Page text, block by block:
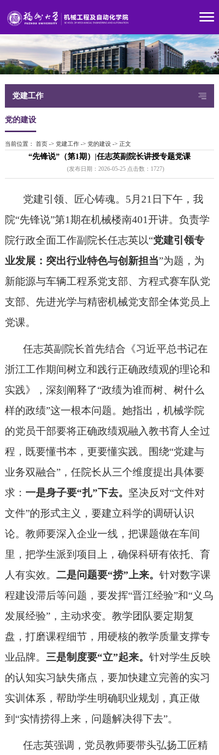
党建工作
党的建设
当前位置： 首页 -> 党建工作 -> 党的建设 -> 正文
“先锋说”（第1期）|任志英副院长讲授专题党课
(发布日期：2026-05-25 点击数： 1727)
党建引领、匠心铸魂。5月21日下午，我
院“先锋说”第1期在机械楼南401开讲。负责学
院行政全面工作副院长任志英以“党建引领专
业发展：突出行业特色与创新担当”为题，为
新能源与车辆工程系党支部、方程式赛车队党
支部、先进光学与精密机械党支部全体党员上
党课。
任志英副院长首先结合《习近平总书记在
浙江工作期间树立和践行正确政绩观的理论和
实践》，深刻阐释了“政绩为谁而树、树什么
样的政绩”这一根本问题。她指出，机械学院
的党员干部要将正确政绩观融入教书育人全过
程，既要懂书本，更要懂实践。围绕“党建与
业务双融合”，任院长从三个维度提出具体要
求： 一是身子要“扎”下去。 坚决反对“文件对
文件”的形式主义，要建立科学的调研认识
论。教师要深入企业一线，把课题做在车间
里，把学生派到项目上，确保科研有依托、育
人有实效。 二是问题要“捞”上来。 针对数字课
程建设滞后等问题，要发挥“晋江经验”和“义乌
发展经验”，主动求变。教学团队要定期复
盘，打磨课程细节，用硬核的教学质量支撑专
业品牌。 三是制度要“立”起来。 针对学生反映
的认知实习缺失痛点，要加快建立完善的实习
实训体系，帮助学生明确职业规划，真正做
到“实情捞得上来，问题解决得下去”。
任志英强调，党员教师要带头弘扬工匠精